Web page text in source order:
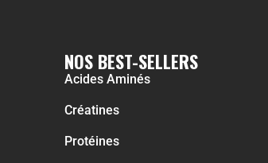
NOS BEST-SELLERS
Acides Aminés
Créatines
Protéines